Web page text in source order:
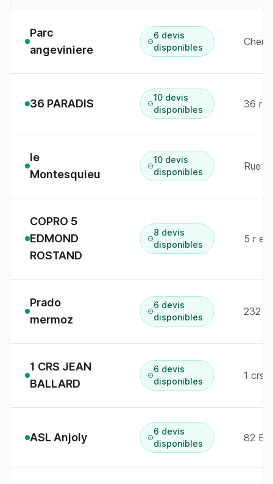
Parc
angeviniere
6 devis
disponibles
36 PARADIS
10 devis
disponibles
36 r
le
Montesquieu
10 devis
disponibles
Rue
COPRO 5
EDMOND
ROSTAND
8 devis
disponibles
5 r
Prado
mermoz
6 devis
disponibles
232
1 CRS JEAN
BALLARD
6 devis
disponibles
1 crs
ASL Anjoly
6 devis
disponibles
82